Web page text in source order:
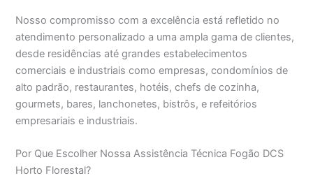
Nosso compromisso com a excelência está refletido no
atendimento personalizado a uma ampla gama de clientes,
desde residências até grandes estabelecimentos
comerciais e industriais como empresas, condomínios de
alto padrão, restaurantes, hotéis, chefs de cozinha,
gourmets, bares, lanchonetes, bistrôs, e refeitórios
empresariais e industriais.
Por Que Escolher Nossa Assistência Técnica Fogão DCS
Horto Florestal?